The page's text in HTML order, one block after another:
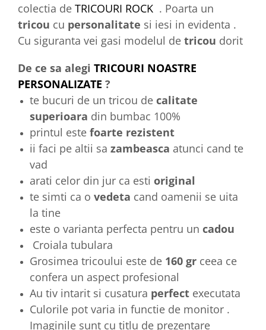
colectia de TRICOURI ROCK . Poarta un
tricou cu personalitate si iesi in evidenta .
Cu siguranta vei gasi modelul de tricou dorit
De ce sa alegi TRICOURI NOASTRE
PERSONALIZATE ?
te bucuri de un tricou de calitate
superioara din bumbac 100%
printul este foarte rezistent
ii faci pe altii sa zambeasca atunci cand te
vad
arati celor din jur ca esti original
te simti ca o vedeta cand oamenii se uita
la tine
este o varianta perfecta pentru un cadou
Croiala tubulara
Grosimea tricoului este de 160 gr ceea ce
confera un aspect profesional
Au tiv intarit si cusatura perfect executata
Culorile pot varia in functie de monitor .
Imaginile sunt cu titlu de prezentare